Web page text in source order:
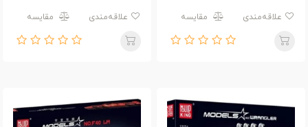
35M T3001
مقایسه
OMG W13 T3011
مقایسه